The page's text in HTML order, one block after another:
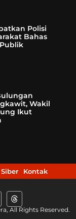
Polisi
Bahas
Wakil
Ikut
Kontak
All Rights Reserved.